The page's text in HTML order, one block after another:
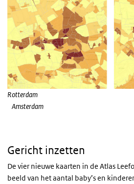
Amsterdam
Gericht inzetten
De vier nieuwe kaarten in de Atlas
beeld van het aantal baby’s en